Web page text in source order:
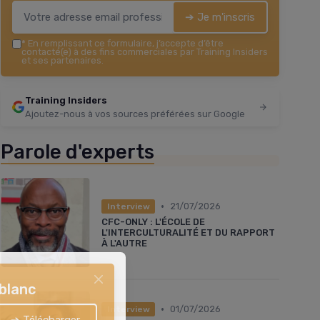
➔ Je m'inscris
* En remplissant ce formulaire, j’accepte d’être
contacté(e) à des fins commerciales par Training Insiders
et ses partenaires.
Training Insiders
Ajoutez-nous à vos sources préférées sur Google
Parole d'experts
Interview •
21/07/2026
CFC-ONLY : L'ÉCOLE DE
L'INTERCULTURALITÉ ET DU RAPPORT
À L'AUTRE
Interview •
01/07/2026